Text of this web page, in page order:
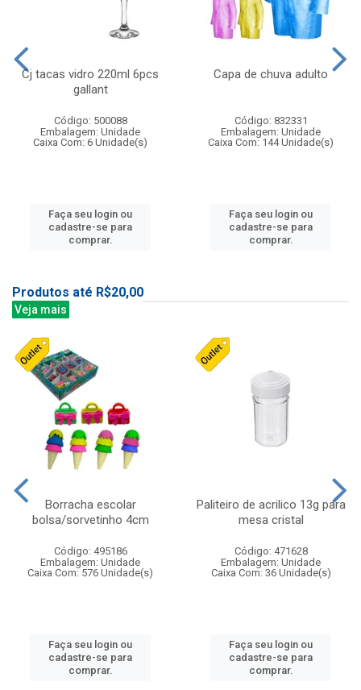
Cj tacas vidro 220ml 6pcs
gallant
Código: 500088
Embalagem: Unidade
Caixa Com: 6 Unidade(s)
Faça seu login ou
cadastre-se para
comprar.
Capa de chuva adulto
Código: 832331
Embalagem: Unidade
Caixa Com: 144 Unidade(s)
Faça seu login ou
cadastre-se para
comprar.
Produtos até R$20,00
Veja mais
Borracha escolar
bolsa/sorvetinho 4cm
Código: 495186
Embalagem: Unidade
Caixa Com: 576 Unidade(s)
Faça seu login ou
cadastre-se para
comprar.
Paliteiro de acrilico 13g para
mesa cristal
Código: 471628
Embalagem: Unidade
Caixa Com: 36 Unidade(s)
Faça seu login ou
cadastre-se para
comprar.